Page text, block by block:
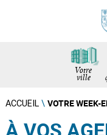
Votre
ville
ACCUEIL\ VOTRE WEEK-
À VOS